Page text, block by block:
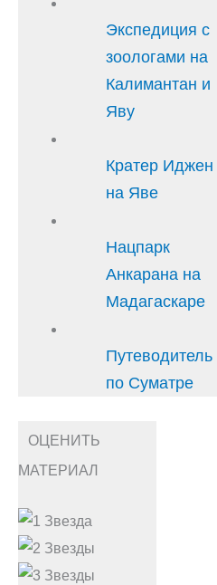
Экспедиция с
зоологами на
Калимантан и
Яву
Кратер Иджен
на Яве
Нацпарк
Анкарана на
Мадагаскаре
Путеводитель
по Суматре
ОЦЕНИТЬ
МАТЕРИАЛ